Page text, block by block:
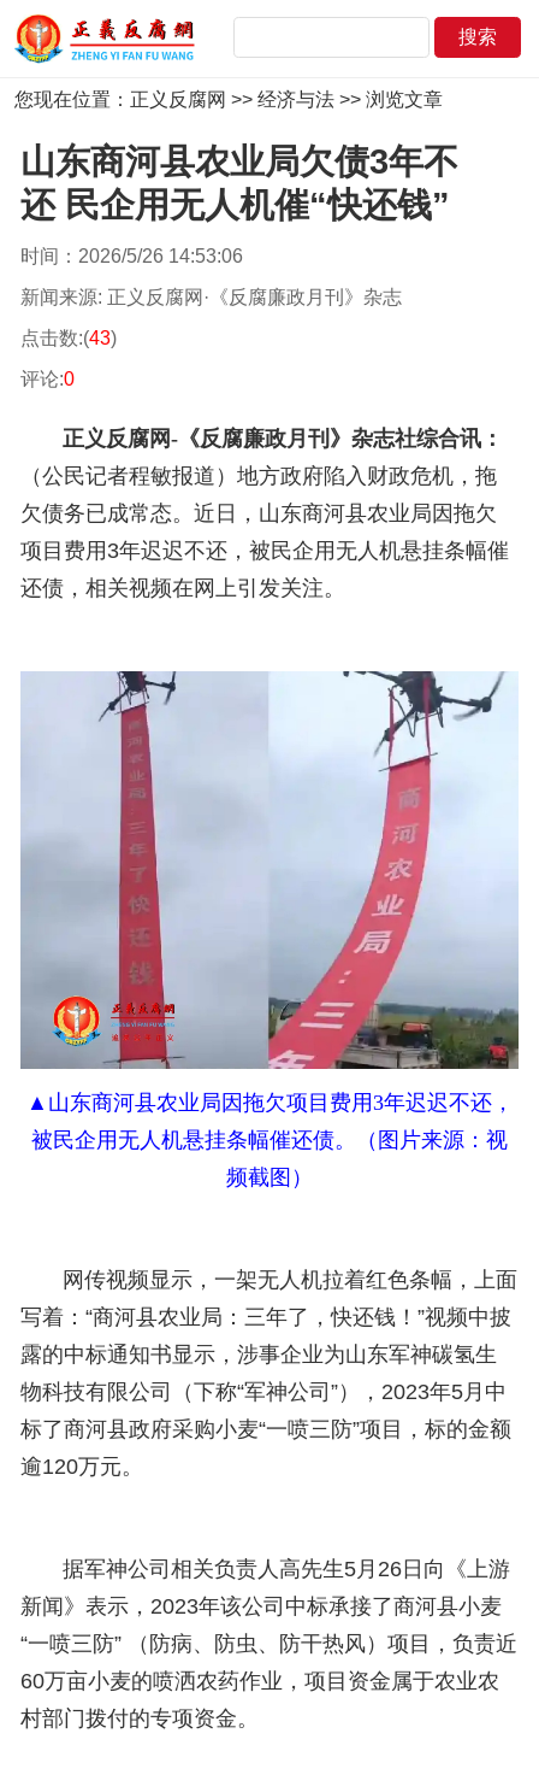
您现在位置： 正义反腐网 >> 经济与法>> 浏览文章
山东商河县农业局欠债3年不
还 民企用无人机催“快还钱”
时间：2026/5/26 14:53:06
新闻来源: 正义反腐网·《反腐廉政月刊》杂志
点击数:(43)
评论:0
正义反腐网-《反腐廉政月刊》杂志社综合讯：
（公民记者程敏报道 ）地方政府陷入财政危机，拖
欠债务已成常态。近日，山东商河县农业局因拖欠
项目费用3年迟迟不还，被民企用无人机悬挂条幅催
还债，相关视频在网上引发关注。
▲ 山东商河县农业局因拖欠项目费用3年迟迟不还，
被民企用无人机悬挂条幅催还债。（ 图片来源： 视
频截图）
网传视频显示，一架无人机拉着红色条幅，上面
写着：“商河县农业局：三年了，快还钱！”视频中披
露的中标通知书显示，涉事企业为山东军神碳氢生
物科技有限公司（下称“军神公司”），2023年5月中
标了商河县政府采购小麦“一喷三防”项目，标的金额
逾120万元。
据军神公司相关负责人高先生5月26日向《 上游
新闻》表示，2023年该公司中标承接了商河县小麦
“一喷三防” （防病、防虫、防干热风）项目，负责近
60万亩小麦的喷洒农药作业，项目资金属于农业农
村部门拨付的专项资金。